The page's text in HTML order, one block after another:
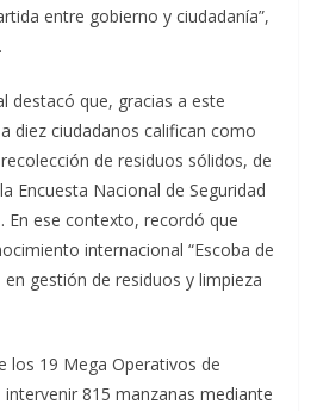
entre gobierno y ciudadanía”,
destacó que, gracias a este
diez ciudadanos califican como
de residuos sólidos, de
Encuesta Nacional de Seguridad
En ese contexto, recordó que
internacional “Escoba de
en gestión de residuos y limpieza
los 19 Mega Operativos de
815 manzanas mediante